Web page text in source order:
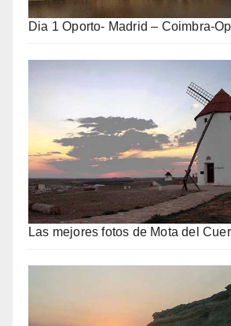
Dia 1 Oporto- Madrid – Coimbra-
Las mejores fotos de Mota del